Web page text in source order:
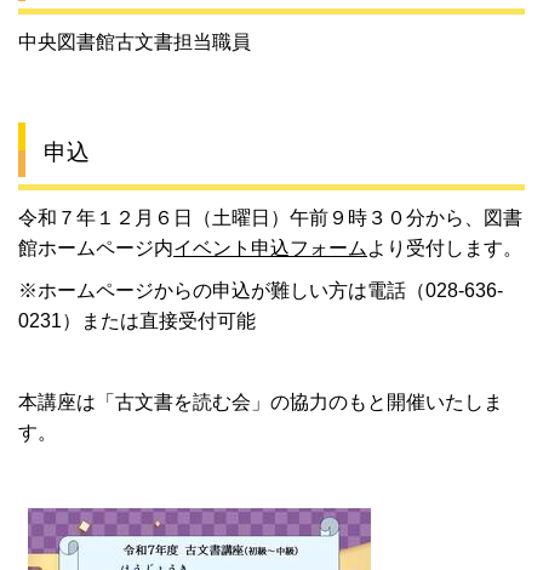
中央図書館古文書担当職員
申込
令和７年１２月６日（土曜日）午前９時３０分から、図書
館ホームページ内イベント申込フォーム より受付します。
※ホームページからの申込が難しい方は電話（028-636-
0231）または直接受付可能
本講座は「古文書を読む会」の協力のもと開催いたしま
す。